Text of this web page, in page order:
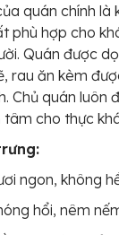
quán chính là
phù hợp cho
Quán được
rau ăn kèm
Chủ quán luôn
cho thực
ngon, không
hổi, nêm